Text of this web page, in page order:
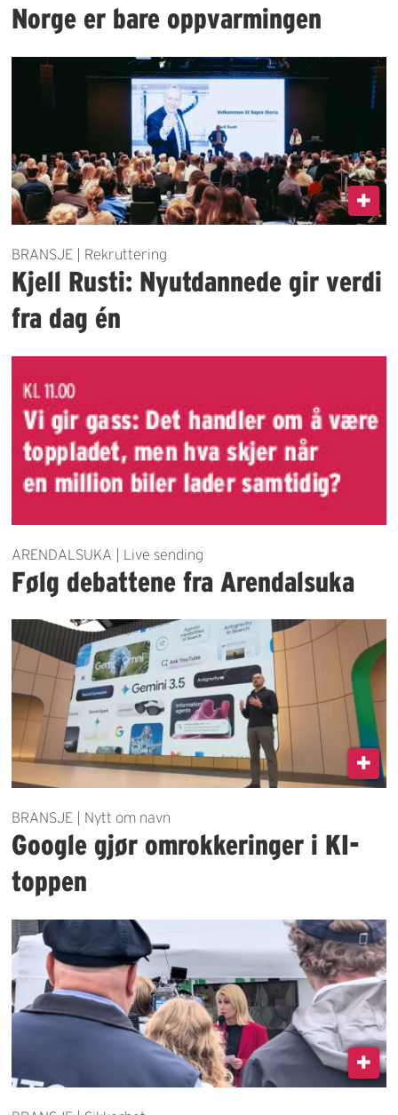
Norge er bare oppvarmingen
BRANSJE | Rekruttering
Kjell Rusti: Nyutdannede gir verdi
fra dag én
ARENDALSUKA | Live sending
Følg debattene fra Arendalsuka
BRANSJE | Nytt om navn
Google gjør omrokkeringer i KI-
toppen